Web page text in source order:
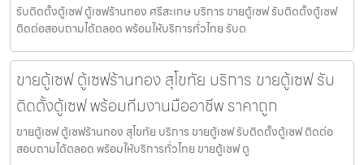
รับติดตั้งตู้เซฟ ตู้เซฟร้านทอง ศรีสะเกษ บริการ ขายตู้เซฟ รับติดตั้งตู้เซฟ
ติดต่อสอบถามได้ตลอด พร้อมให้บริการทั่วไทย รับต
ขายตู้เซฟ ตู้เซฟร้านทอง สุโขทัย บริการ ขายตู้เซฟ รับ
ติดตั้งตู้เซฟ พร้อมทีมงานมืออาชีพ ราคาถูก
ขายตู้เซฟ ตู้เซฟร้านทอง สุโขทัย บริการ ขายตู้เซฟ รับติดตั้งตู้เซฟ ติดต่อ
สอบถามได้ตลอด พร้อมให้บริการทั่วไทย ขายตู้เซฟ ตู